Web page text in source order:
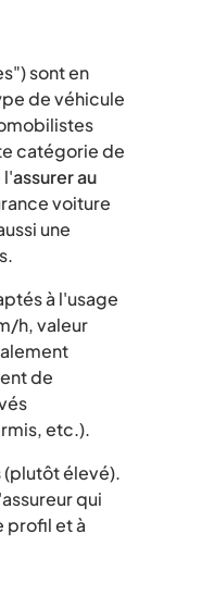
sont en
de véhicule
catégorie de
l'assurer au
voiture
une
à l'usage
h, valeur
de
etc.).
(plutôt élevé).
qui
profil et à